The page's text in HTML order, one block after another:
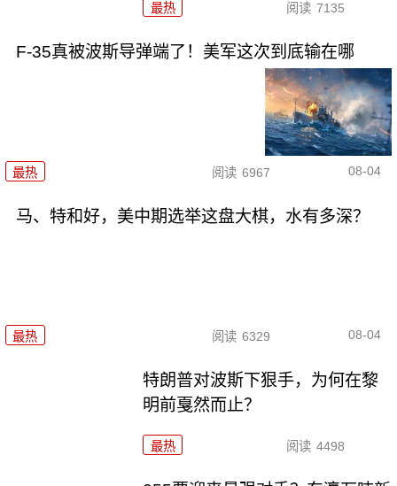
最热 阅读 7135
F-35真被波斯导弹端了！美军这次到底输在哪
最热 阅读 6967 08-04
马、特和好，美中期选举这盘大棋，水有多深？
最热 阅读 6329 08-04
特朗普对波斯下狠手，为何在黎
明前戛然而止？
最热 阅读 4498